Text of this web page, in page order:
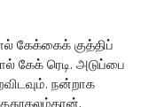
கேக்கைக் குத்திப்
கேக் ரெடி. அடுப்பை
நன்றாக